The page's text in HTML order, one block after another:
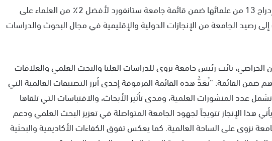
حققت جامعة نزوى إنجازاً علمياً بارزاً بإدراج 13 من علمائها ضمن قائمة جامعة ستانفورد لأفضل 2٪ من العلماء على
لعام 2024م؛ ليضاف إلى رصيد الجامعة من الإنجازات الدولية والإقليمية في مجال البحوث والدراسات
الحراصي، نائب رئيس جامعة نزوى للدراسات العليا والبحث العلمي والعلاقات
ضمن القائمة: “تُعَدُّ هذه القائمة المرموقة إحدى أبرز التصنيفات العالمية التي
عدد المنشورات العلمية، ومدى تأثير الأبحاث، والاقتباسات التي تلقاها
هذا الإنجاز تتويجاً لجهود الجامعة المتواصلة في تعزيز البحث العلمي ودعم
نزوى على الساحة العالمية. كما يعكس تفوق الكفاءات الأكاديمية والبحثية